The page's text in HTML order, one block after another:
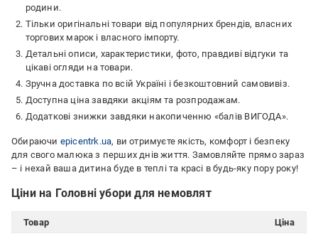
родини.
Тільки оригінальні товари від популярних брендів, власних
торгових марок і власного імпорту.
Детальні описи, характеристики, фото, правдиві відгуки та
цікаві огляди на товари.
Зручна доставка по всій Україні і безкоштовний самовивіз.
Доступна ціна завдяки акціям та розпродажам.
Додаткові знижки завдяки накопиченню «балів ВИГОДА».
Обираючи epicentrk.ua, ви отримуєте якість, комфорт і безпеку
для свого малюка з перших днів життя. Замовляйте прямо зараз
– і нехай ваша дитина буде в теплі та красі в будь-яку пору року!
Ціни на Головні убори для немовлят
Товар
Ціна